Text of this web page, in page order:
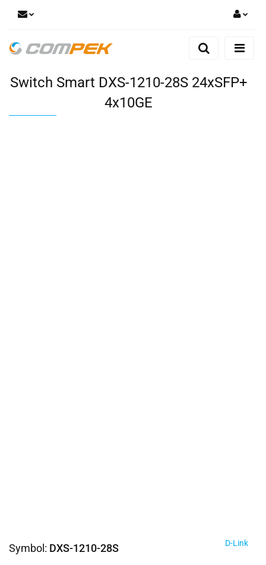
Zaloguj się
Dodaj zgłoszenie
Switch Smart DXS-1210-28S 24xSFP+
4x10GE
Symbol: DXS-1210-28S D-Link